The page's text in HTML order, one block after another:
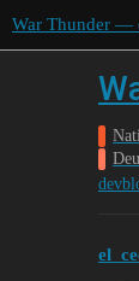
War Thunder —